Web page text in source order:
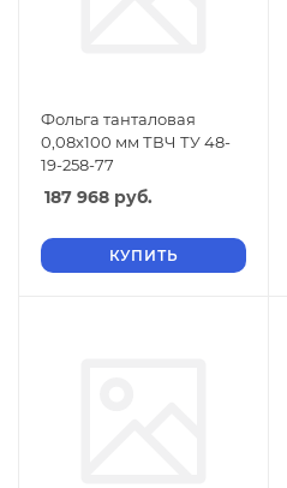
Фольга танталовая
0,08х100 мм ТВЧ ТУ 48-
19-258-77
187 968 руб.
КУПИТЬ